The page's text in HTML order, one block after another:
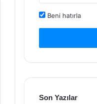
Beni hatırla
Son Yazılar